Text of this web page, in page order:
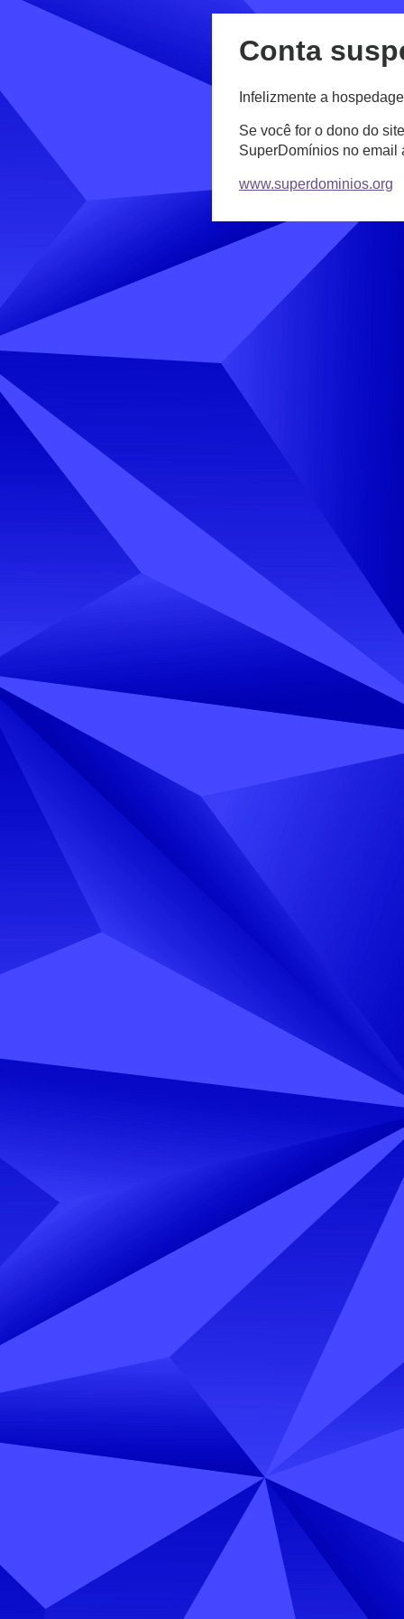
Conta
Infelizmente a
Se você for o dono do
SuperDomínios no email
www.superdominios.org